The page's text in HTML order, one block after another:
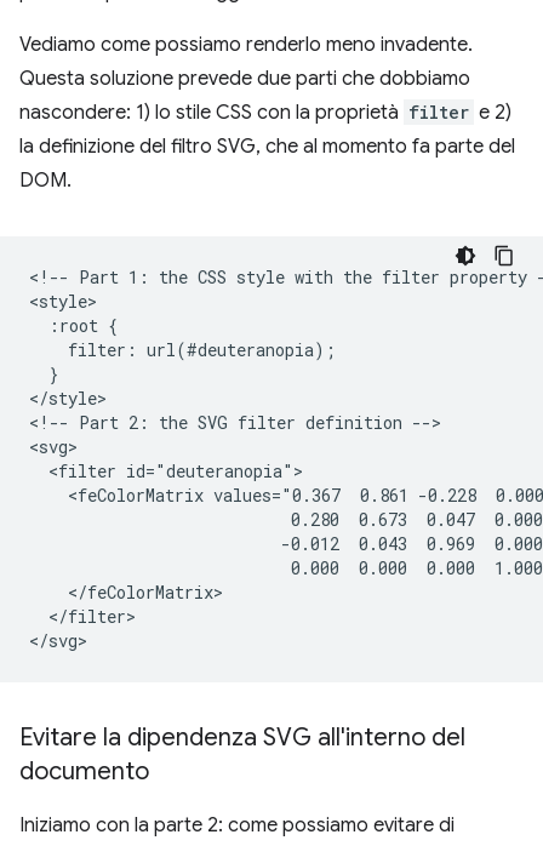
Vediamo come possiamo renderlo meno invadente.
Questa soluzione prevede due parti che dobbiamo
nascondere: 1) lo stile CSS con la proprietà filter e 2)
la definizione del filtro SVG, che al momento fa parte del
DOM.
<!-- Part 1: the CSS style with the filter property
<style>
  :root {
    filter: url(#deuteranopia);
  }
</style>
<!-- Part 2: the SVG filter definition -->
<svg>
  <filter id="deuteranopia">
<feColorMatrix values="0.367  0.861 -0.228
0.280  0.673  0.047
-0.012  0.043  0.969
0.000  0.000  0.000
    </feColorMatrix>
  </filter>
Evitare la dipendenza SVG all'interno del
documento
Iniziamo con la parte 2: come possiamo evitare di